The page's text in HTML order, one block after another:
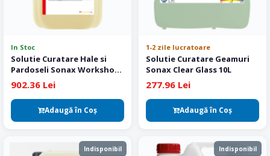
In Stoc
Solutie Curatare Hale si
Pardoseli Sonax Workshop
and Tile Cleaner 25L
902.36 Lei
Adaugă în Coş
1-2 zile lucratoare
Solutie Curatare Geamuri
Sonax Clear Glass 10L
277.96 Lei
Adaugă în Coş
Indisponibil Indisponibil